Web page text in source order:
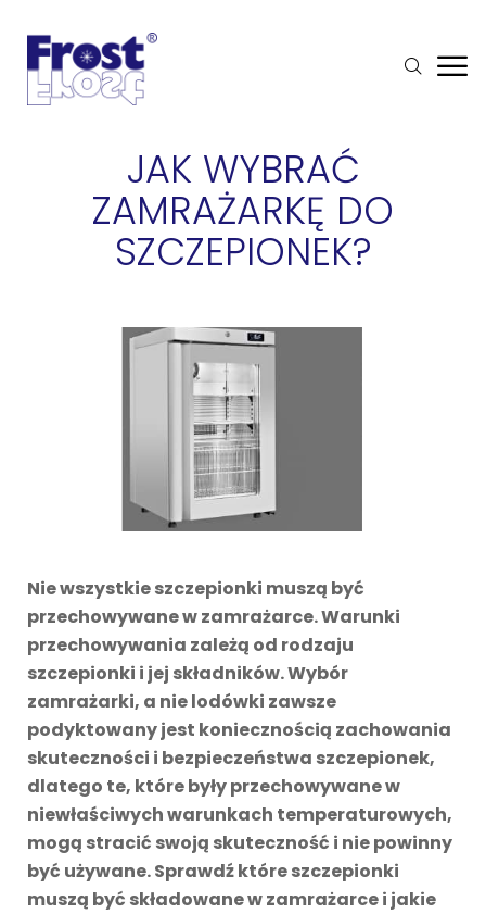
JAK WYBRAĆ
ZAMRAŻARKĘ DO
SZCZEPIONEK?
Nie wszystkie szczepionki muszą być
przechowywane w zamrażarce. Warunki
przechowywania zależą od rodzaju
szczepionki i jej składników. Wybór
zamrażarki, a nie lodówki zawsze
podyktowany jest koniecznością zachowania
skuteczności i bezpieczeństwa szczepionek,
dlatego te, które były przechowywane w
niewłaściwych warunkach temperaturowych,
mogą stracić swoją skuteczność i nie powinny
być używane. Sprawdź które szczepionki
muszą być składowane w zamrażarce i jakie